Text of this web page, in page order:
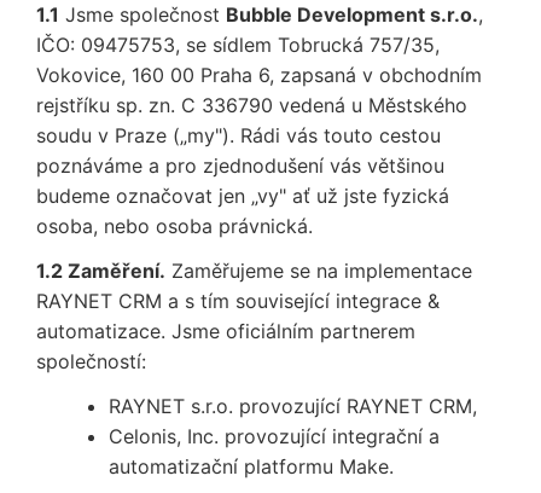
1.1 Jsme společnost Bubble Development s.r.o.,
IČO: 09475753, se sídlem Tobrucká 757/35,
Vokovice, 160 00 Praha 6, zapsaná v obchodním
rejstříku sp. zn. C 336790 vedená u Městského
soudu v Praze („my"). Rádi vás touto cestou
poznáváme a pro zjednodušení vás většinou
budeme označovat jen „vy" ať už jste fyzická
osoba, nebo osoba právnická.
1.2 Zaměření. Zaměřujeme se na implementace
RAYNET CRM a s tím související integrace &
automatizace. Jsme oficiálním partnerem
společností:
RAYNET s.r.o. provozující RAYNET CRM,
Celonis, Inc. provozující integrační a
automatizační platformu Make.